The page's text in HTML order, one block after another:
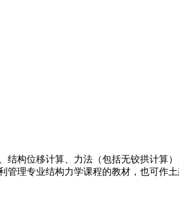
位移计算、力法（包括无铰拱计算）
专业结构力学课程的教材，也可作